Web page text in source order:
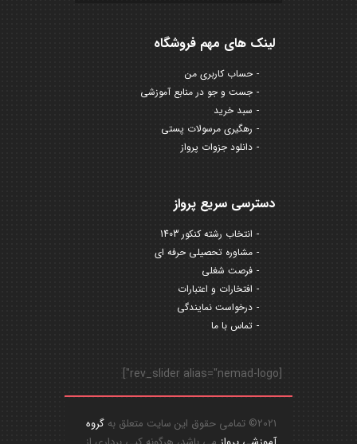
لینک های مهم فروشگاه
حساب کاربری من
جست و جو در منابع آموزشی
سبد خرید
رهگیری مرسولات پستی
دانلود جزوات پرواز
دسترسی سریع پرواز
انتخاب رشته کنکور 1403
مشاوره تحصیلی حرفه ای
فرصت شغلی
افتخارات و اعتبارات
درخواست نمایندگی
تماس با ما
[rev_slider alias="nemad-logo"]
2021© تمامی حقوق این سایت متعلق به
گروه